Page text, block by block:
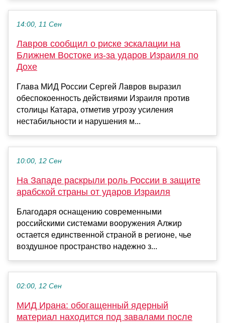
14:00, 11 Сен
Лавров сообщил о риске эскалации на
Ближнем Востоке из-за ударов Израиля по
Дохе
Глава МИД России Сергей Лавров выразил
обеспокоенность действиями Израиля против
столицы Катара, отметив угрозу усиления
нестабильности и нарушения м...
10:00, 12 Сен
На Западе раскрыли роль России в защите
арабской страны от ударов Израиля
Благодаря оснащению современными
российскими системами вооружения Алжир
остается единственной страной в регионе, чье
воздушное пространство надежно з...
02:00, 12 Сен
МИД Ирана: обогащенный ядерный
материал находится под завалами после